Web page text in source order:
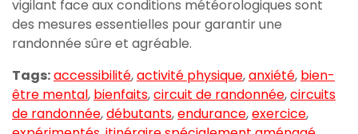
vigilant face aux conditions météorologiques sont
des mesures essentielles pour garantir une
randonnée sûre et agréable.
Tags:accessibilité,activité physique,anxiété, bien-
être mental, bienfaits,circuit de randonnée,circuits
de randonnée,débutants,endurance,exercice,